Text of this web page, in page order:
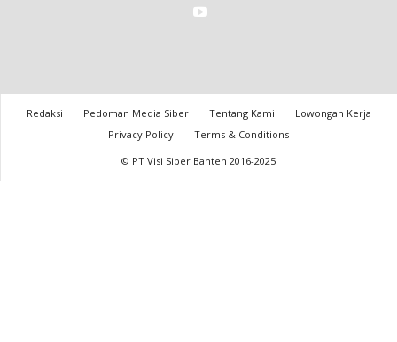
Redaksi Pedoman Media Siber Tentang Kami
Lowongan Kerja
Privacy Policy
Terms & Conditions
© PT Visi Siber Banten 2016-2025